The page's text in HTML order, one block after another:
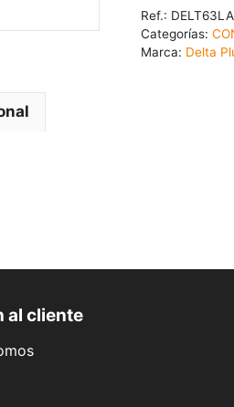
Ref.:
Categorías:
Marca: Delta
al cliente